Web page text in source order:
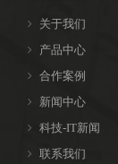
关于我们
产品中心
合作案例
新闻中心
科技-IT新闻
联系我们